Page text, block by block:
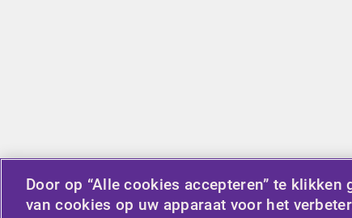
Door op “Alle cookies accepteren” te
van cookies op uw apparaat voor het